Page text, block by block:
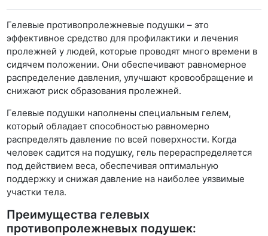
Гелевые противопролежневые подушки – это
эффективное средство для профилактики и лечения
пролежней у людей, которые проводят много времени в
сидячем положении. Они обеспечивают равномерное
распределение давления, улучшают кровообращение и
снижают риск образования пролежней.
Гелевые подушки наполнены специальным гелем,
который обладает способностью равномерно
распределять давление по всей поверхности. Когда
человек садится на подушку, гель перераспределяется
под действием веса, обеспечивая оптимальную
поддержку и снижая давление на наиболее уязвимые
участки тела.
Преимущества гелевых
противопролежневых подушек: